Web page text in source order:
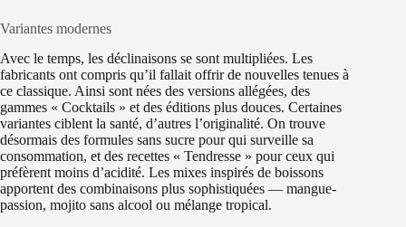
Variantes modernes
Avec le temps, les déclinaisons se sont multipliées. Les
fabricants ont compris qu’il fallait offrir de nouvelles tenues à
ce classique. Ainsi sont nées des versions allégées, des
gammes « Cocktails » et des éditions plus douces. Certaines
variantes ciblent la santé, d’autres l’originalité. On trouve
désormais des formules sans sucre pour qui surveille sa
consommation, et des recettes « Tendresse » pour ceux qui
préfèrent moins d’acidité. Les mixes inspirés de boissons
apportent des combinaisons plus sophistiquées — mangue-
passion, mojito sans alcool ou mélange tropical.